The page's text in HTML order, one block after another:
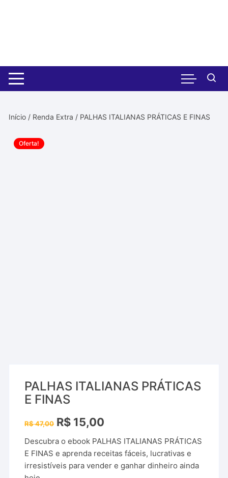
Início / Renda Extra / PALHAS ITALIANAS PRÁTICAS E FINAS
Oferta!
PALHAS ITALIANAS PRÁTICAS
E FINAS
R$47,00 O
preço
era:
R$ 47,00.
R$ 15,00
é:
R$ 15,00.
Descubra o ebook PALHAS ITALIANAS PRÁTICAS
E FINAS e aprenda receitas fáceis, lucrativas e
irresistíveis para vender e ganhar dinheiro ainda